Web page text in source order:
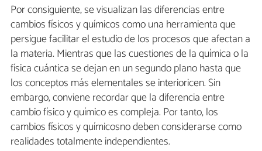
Por consiguiente, se visualizan las diferencias entre
cambios físicos y químicos como una herramienta que
persigue facilitar el estudio de los procesos que afectan a
la materia. Mientras que las cuestiones de la química o la
física cuántica se dejan en un segundo plano hasta que
los conceptos más elementales se interioricen. Sin
embargo, conviene recordar que la diferencia entre
cambio físico y químico es compleja. Por tanto, los
cambios físicos y químicosno deben considerarse como
realidades totalmente independientes.